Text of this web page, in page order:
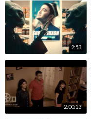
2:53
2:00:13